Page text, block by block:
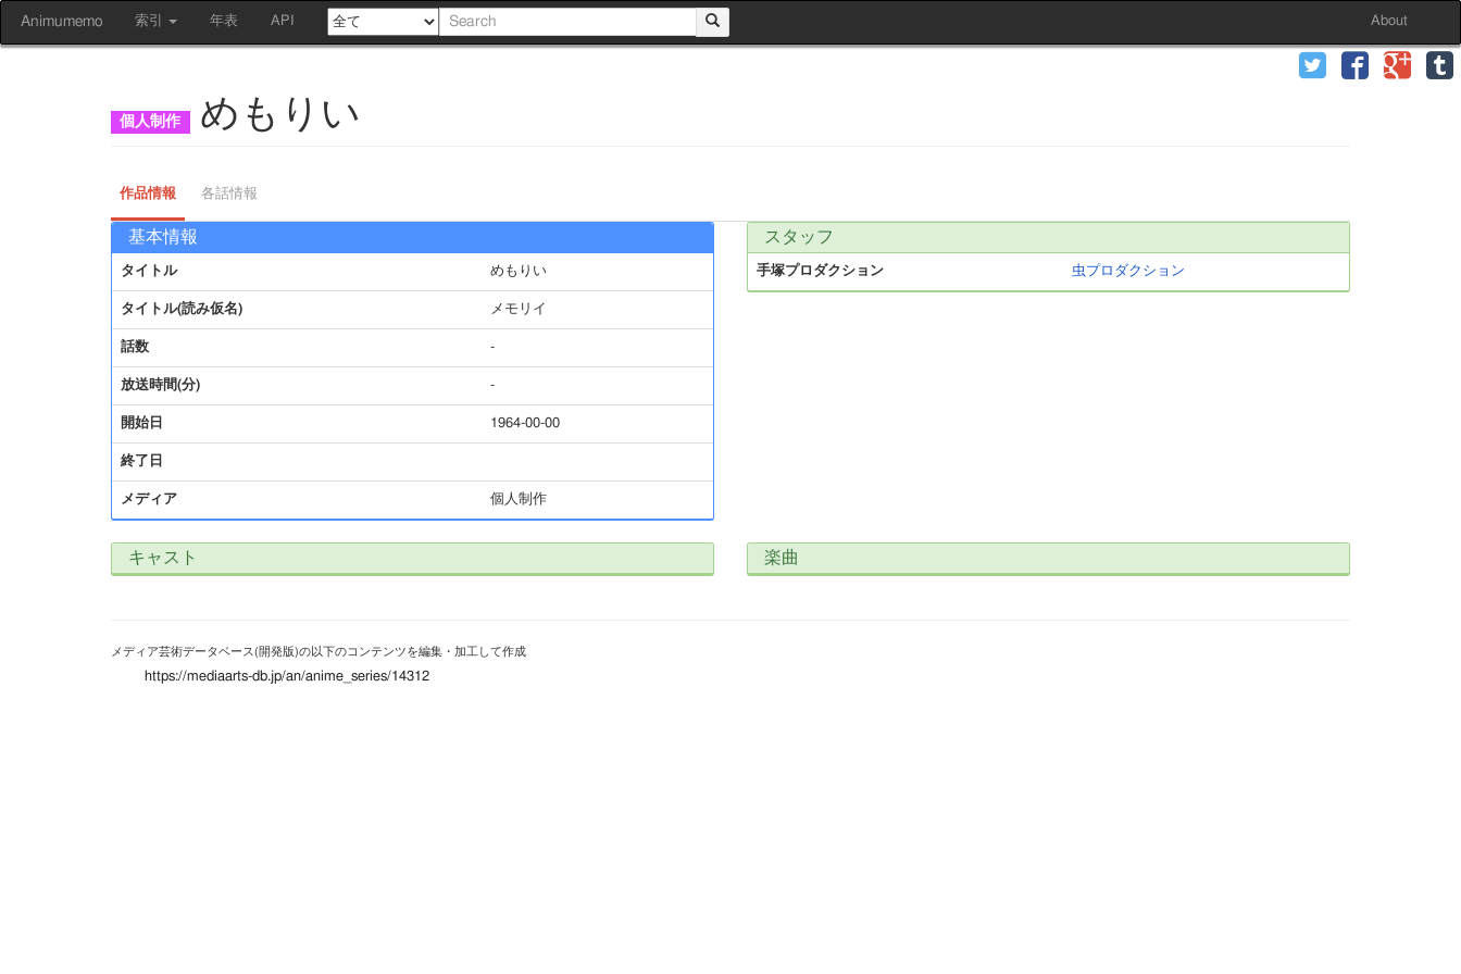
Animumemo 索引 年表 API About
めもりい
作品情報 各話情報
基本情報
タイトル めもりい
タイトル(読み仮名) メモリイ
話数 -
放送時間(分) -
開始日 1964-00-00
終了日
メディア 個人制作
スタッフ
手塚プロダクション 虫プロダクション
キャスト 楽曲
メディア芸術データベース(開発版)の以下のコンテンツを編集・加工して作成
https://mediaarts-db.jp/an/anime_series/14312